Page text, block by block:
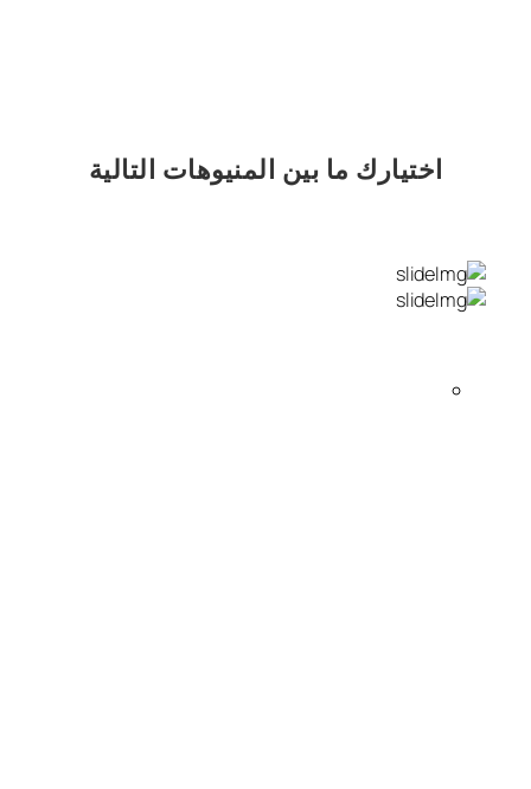
اختيارك ما بين المنيوهات التالية